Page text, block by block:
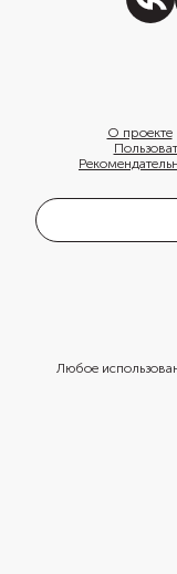
О проекте
Любое